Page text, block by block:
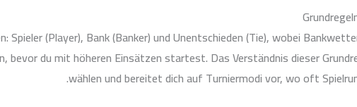
(Player), Bank (Banker) und Unentschieden (Tie), wobei
bevor du mit höheren Einsätzen startest. Das Verständnis dieser
wählen und bereitet dich auf Turniermodi vor, wo oft